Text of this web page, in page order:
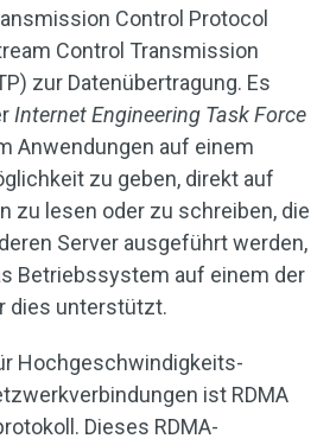
Control Protocol
Control Transmission
zur Datenübertragung. Es
Internet Engineering Task Force
Anwendungen auf einem
zu geben, direkt auf
zu lesen oder zu schreiben, die
Server ausgeführt werden,
Betriebssystem auf einem der
dies unterstützt.
Hochgeschwindigkeits-
ist RDMA
Dieses RDMA-